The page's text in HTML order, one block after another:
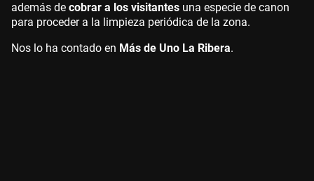
además de cobrar a los visitantes una especie de canon
para proceder a la limpieza periódica de la zona.
Nos lo ha contado en Más de Uno La Ribera.